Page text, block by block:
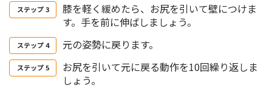
膝を軽く緩めたら、お尻を引いて壁につけま
す。手を前に伸ばしましょう。
元の姿勢に戻ります。
お尻を引いて元に戻る動作を10回繰り返しま
しょう。